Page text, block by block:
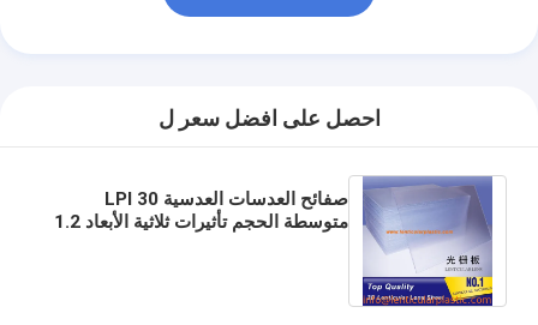
احصل على افضل سعر ل
صفائح العدسات العدسية 30 LPI
متوسطة الحجم تأثيرات ثلاثية الأبعاد 1.2